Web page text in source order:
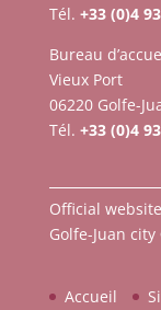
Tél. +33 (0)4
Bureau
Vieux Port
06220 Golfe-
Tél. +33 (0)4
Official
Golfe-Juan
Accueil